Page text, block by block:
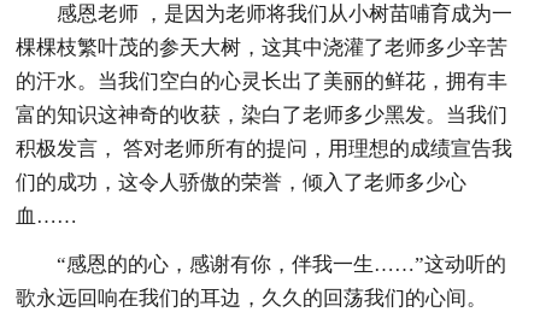
感恩老师 ，是因为老师将我们从小树苗哺育成为一
棵棵枝繁叶茂的参天大树，这其中浇灌了老师多少辛苦
的汗水。当我们空白的心灵长出了美丽的鲜花，拥有丰
富的知识这神奇的收获，染白了老师多少黑发。当我们
积极发言， 答对老师所有的提问，用理想的成绩宣告我
们的成功，这令人骄傲的荣誉，倾入了老师多少心
血……
“感恩的的心，感谢有你，伴我一生……”这动听的
歌永远回响在我们的耳边，久久的回荡我们的心间。